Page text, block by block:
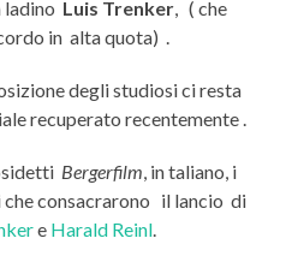
ladino Luis Trenker , ( che
in alta quota) .
degli studiosi ci resta
recuperato recentemente .
Bergerfilm , in taliano, i
che consacrarono il lancio di
e Harald Reinl